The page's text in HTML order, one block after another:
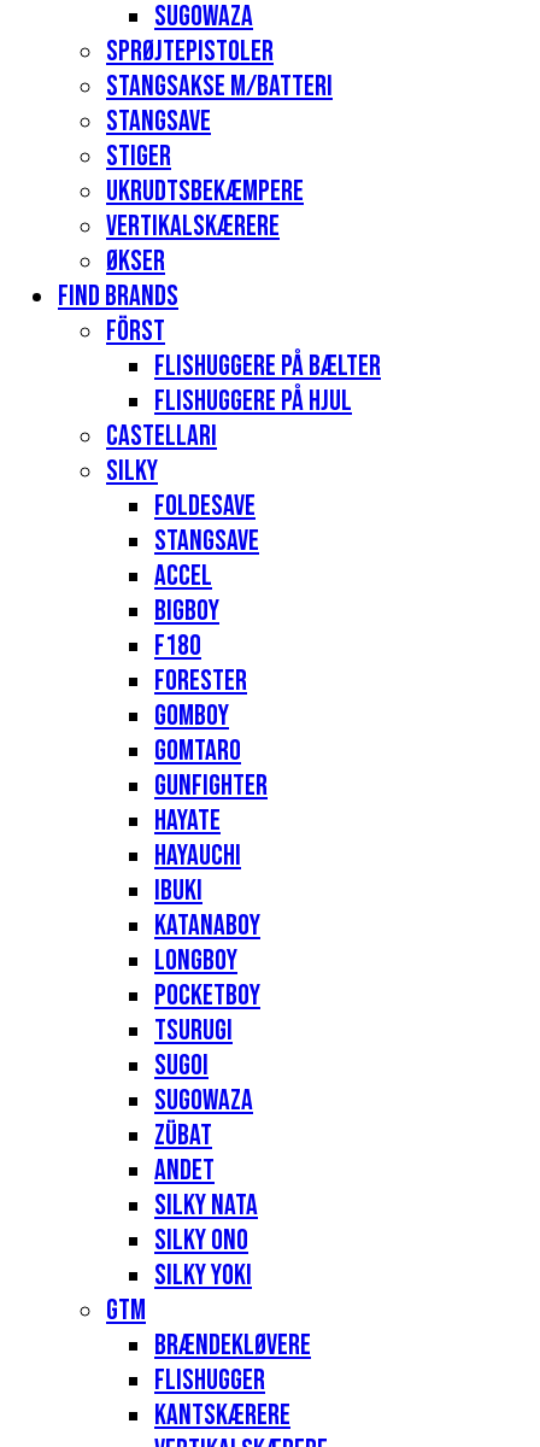
Sugowaza
Sprøjtepistoler
Stangsakse m/batteri
Stangsave
Stiger
Ukrudtsbekæmpere
Vertikalskærere
Økser
Find Brands
Först
Flishuggere på bælter
Flishuggere på hjul
Castellari
Silky
Foldesave
Stangsave
Accel
Bigboy
F180
Forester
Gomboy
Gomtaro
Gunfighter
Hayate
Hayauchi
Ibuki
Katanaboy
Longboy
Pocketboy
Tsurugi
Sugoi
Sugowaza
Zübat
Andet
Silky Nata
Silky Ono
Silky Yoki
GTM
Brændekløvere
Flishugger
Kantskærere